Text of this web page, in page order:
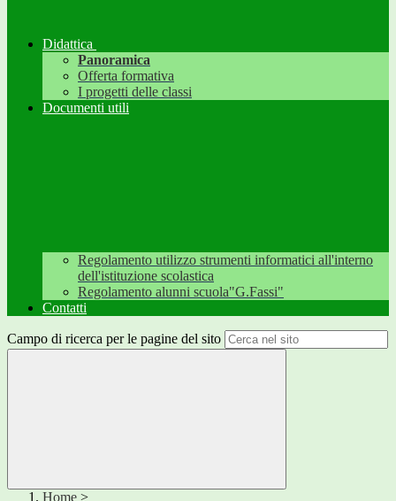
Didattica
Panoramica
Offerta formativa
I progetti delle classi
Documenti utili
Regolamento utilizzo strumenti informatici all'interno
dell'istituzione scolastica
Regolamento alunni scuola"G.Fassi"
Contatti
Campo di ricerca per le pagine del sito
Home >